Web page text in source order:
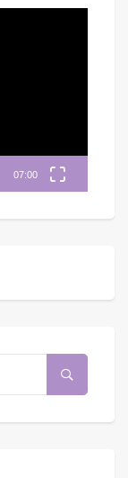
07:00